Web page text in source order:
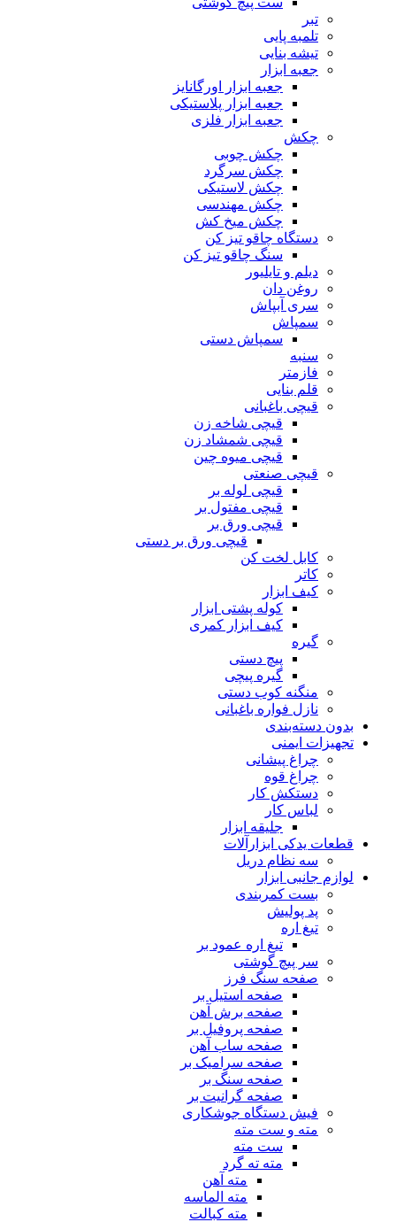
تبر
تلمبه پایی
تیشه بنایی
جعبه ابزار
جعبه ابزار اورگانایز
جعبه ابزار پلاستیکی
جعبه ابزار فلزی
چکش
چکش چوبی
چکش سرگرد
چکش لاستیکی
چکش مهندسی
چکش میخ کش
دستگاه چاقو تیز کن
سنگ چاقو تیز کن
دیلم و تایلیور
روغن دان
سری آبپاش
سمپاش
سمپاش دستی
سنبه
فازمتر
قلم بنایی
قیچی باغبانی
قیچی شاخه زن
قیچی شمشاد زن
قیچی میوه چین
قیچی صنعتی
قیچی لوله بر
قیچی مفتول بر
قیچی ورق بر
قیچی ورق بر دستی
کابل لخت کن
کاتر
کیف ابزار
کوله پشتی ابزار
کیف ابزار کمری
گیره
پیچ دستی
گیره پیچی
منگنه کوب دستی
نازل فواره باغبانی
بدون دسته‌بندی
تجهیزات ایمنی
چراغ پیشانی
چراغ قوه
دستکش کار
لباس کار
جلیقه ابزار
قطعات یدکی ابزارآلات
سه نظام دریل
لوازم جانبی ابزار
بست کمربندی
پد پولیش
تیغ اره
تیغ اره عمود بر
سر پیچ گوشتی
صفحه سنگ فرز
صفحه استیل بر
صفحه برش آهن
صفحه پروفیل بر
صفحه ساب آهن
صفحه سرامیک بر
صفحه سنگ بر
صفحه گرانیت بر
فیش دستگاه جوشکاری
مته و ست مته
ست مته
مته ته گرد
مته آهن
مته الماسه
مته کبالت